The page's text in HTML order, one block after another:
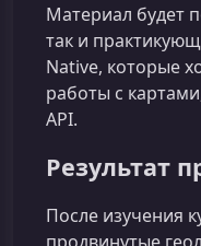
Материал будет
так и
Native, которые
работы с
API.
Результат
После изучения